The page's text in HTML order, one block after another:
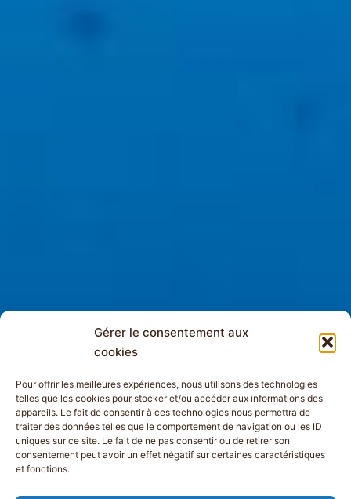
Gérer le consentement aux
cookies
Pour offrir les meilleures expériences, nous utilisons des technologies
telles que les cookies pour stocker et/ou accéder aux informations des
appareils. Le fait de consentir à ces technologies nous permettra de
traiter des données telles que le comportement de navigation ou les ID
uniques sur ce site. Le fait de ne pas consentir ou de retirer son
consentement peut avoir un effet négatif sur certaines caractéristiques
et fonctions.